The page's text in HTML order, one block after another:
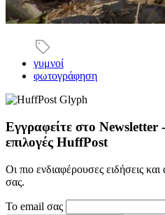
γυμνοί
φωτογράφηση
Εγγραφείτε στο Newsletter
επιλογές HuffPost
Οι πιο ενδιαφέρουσες ειδήσεις
σας.
Το email σας